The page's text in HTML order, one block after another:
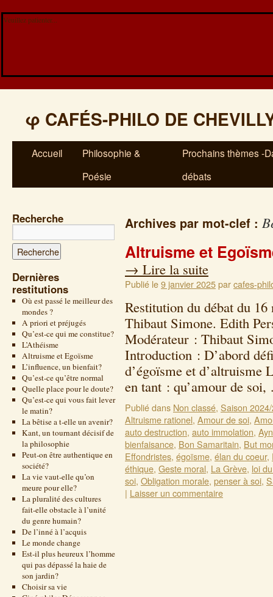
Veuillez patienter...
φ CAFÉS-PHILO DE
Accueil
Philosophie &
Poésie
Prochains thèmes -
débats
Recherche
Dernières
restitutions
Où est passé le meilleur des
mondes ?
A priori et préjugés
Qu’est-ce qui me constitue?
L’Athéisme
Altruisme et Egoïsme
L’influence, un bienfait?
Qu’est-ce qu’être normal
Quelle place pour le doute?
Qu’est-ce qui vous fait lever
le matin?
La bêtise a t-elle un avenir?
Kant, un tournant décisif de
la philosophie
Peut-on être authentique en
société?
La vie vaut-elle qu’on
meure pour elle?
La pluralité des cultures
fait-elle obstacle à l’unité
du genre humain?
De l’inné à l’acquis
Le monde change
Est-il plus heureux l’homme
qui pas dépassé la haie de
son jardin?
Choisir sa vie
Archives par mot-clef :
Altruisme et
→ Lire la suite
Publié le9 janvier 2025parcafes-
Restitution du débat du
Thibaut Simone. Edith
Modérateur : Thibaut
Introduction : D’abord
d’égoïsme et d’altruisme
en tant : qu’amour de
Publié dans Non classé, Saison
Altruisme rationel, Amour de soi,
auto destruction, auto immolation,
bienfaisance, Bon Samaritain, But
Effondristes, égoïsme, élan du coeur,
éthique, Geste moral, La Grève, loi
soi, Obligation morale, penser à soi,
| Laisser un commentaire